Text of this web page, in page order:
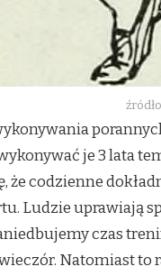
je 3 lata
że codzienne
Ludzie uprawiają
czas
Natomiast to